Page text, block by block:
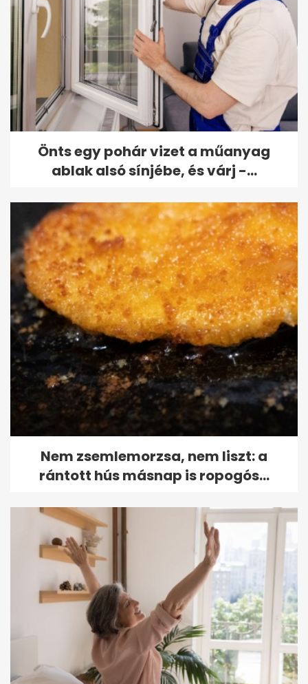
Önts egy pohár vizet a műanyag
ablak alsó sínjébe, és várj -...
Nem zsemlemorzsa, nem liszt: a
rántott hús másnap is ropogós...